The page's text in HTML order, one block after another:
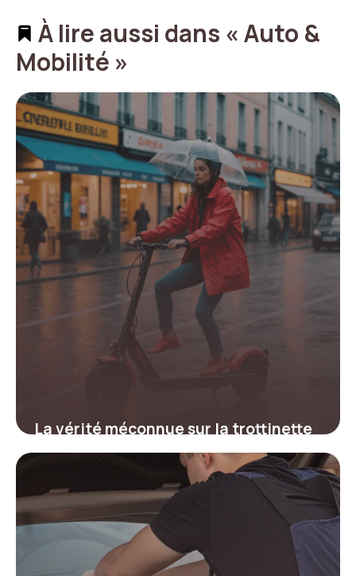
À lire aussi dans « Auto &
Mobilité »
La vérité méconnue sur la trottinette
électrique et la pluie qui pourrait tout
changer pour votre sécurité
19 juin 2026